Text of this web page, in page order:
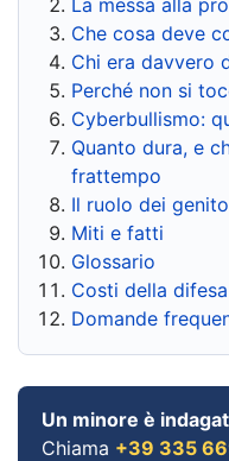
Che cosa deve
Chi era davvero
Perché non si
Cyberbullismo:
Quanto dura, e
frattempo
Il ruolo dei
Miti e fatti
Glossario
Costi della difesa
Domande
Un minore è
Chiama +39 335